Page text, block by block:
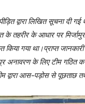
द्वारा लिखित सूचना दी
के तहरीर के आधार पर
गया था।प्राप्त
अनावरण के लिए टीम गठित
टीम द्वारा आस-पड़ोस से